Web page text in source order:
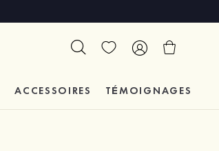
ACCESSOIRES TÉMOIGNAGES